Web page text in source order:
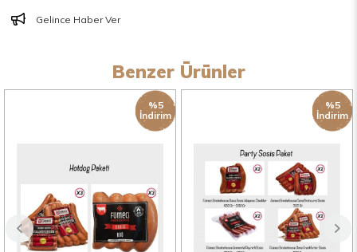
Gelince Haber Ver
Benzer Ürünler
%5
İndirim
%5
İndirim